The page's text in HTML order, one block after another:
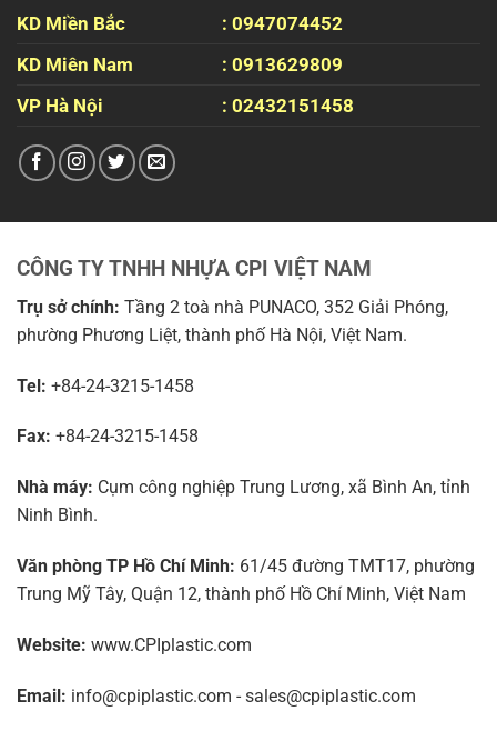
KD Miền Bắc
: 0947074452
KD Miên Nam
: 0913629809
VP Hà Nội
: 02432151458
CÔNG TY TNHH NHỰA CPI VIỆT NAM
Trụ sở chính: Tầng 2 toà nhà PUNACO, 352 Giải Phóng,
phường Phương Liệt, thành phố Hà Nội, Việt Nam.
Tel: +84-24-3215-1458
Fax: +84-24-3215-1458
Nhà máy: Cụm công nghiệp Trung Lương, xã Bình An, tỉnh
Ninh Bình.
Văn phòng TP Hồ Chí Minh: 61/45 đường TMT17, phường
Trung Mỹ Tây, Quận 12, thành phố Hồ Chí Minh, Việt Nam
Website: www.CPIplastic.com
Email: info@cpiplastic.com - sales@cpiplastic.com